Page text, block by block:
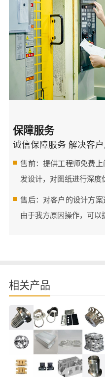
保障服务
诚信保障服务 解决客
售前：提供工程师免费
发设计，对图纸进行深度
售后：对客户的设计方
由于我方原因操作，可以
相关产品